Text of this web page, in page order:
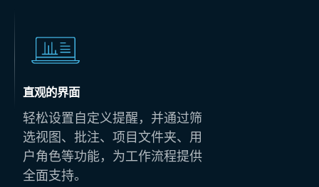
直观的界面
轻松设置自定义提醒，并通过筛
选视图、批注、项目文件夹、用
户角色等功能，为工作流程提供
全面支持。